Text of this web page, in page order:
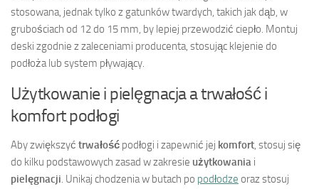
stosowana, jednak tylko z gatunków twardych, takich jak dąb, w
grubościach od 12 do 15 mm, by lepiej przewodzić ciepło. Montuj
deski zgodnie z zaleceniami producenta, stosując klejenie do
podłoża lub system pływający.
Użytkowanie i pielęgnacja a trwałość i
komfort podłogi
Aby zwiększyć trwałość podłogi i zapewnić jej komfort, stosuj się
do kilku podstawowych zasad w zakresie użytkowania i
pielęgnacji. Unikaj chodzenia w butach po podłodze oraz stosuj